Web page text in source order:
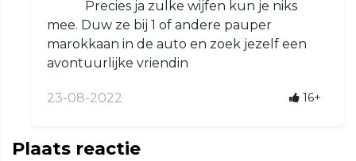
Precies ja zulke wijfen kun je niks
mee. Duw ze bij 1 of andere pauper
marokkaan in de auto en zoek jezelf een
avontuurlijke vriendin
23-08-2022 16+
Plaats reactie